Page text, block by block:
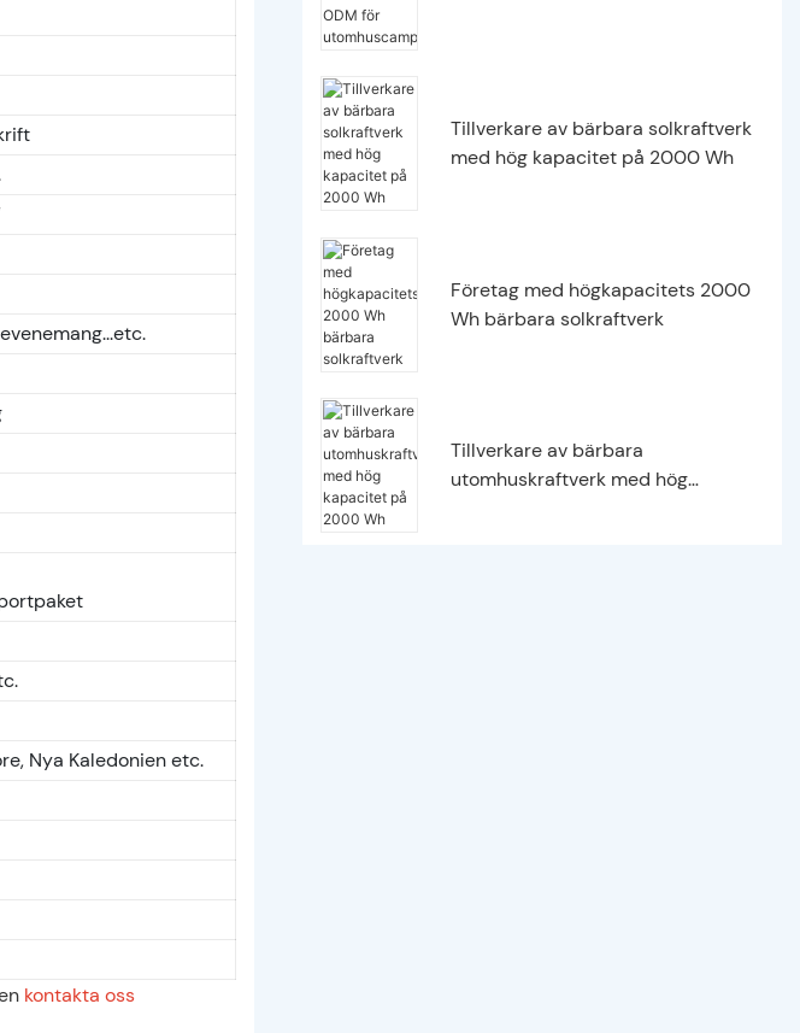
Nya Kaledonien etc.
kontakta oss
Tillverkare av bärbara solkraftverk
med hög kapacitet på 2000 Wh
Företag med högkapacitets 2000
Wh bärbara solkraftverk
Tillverkare av bärbara
utomhuskraftverk med hög